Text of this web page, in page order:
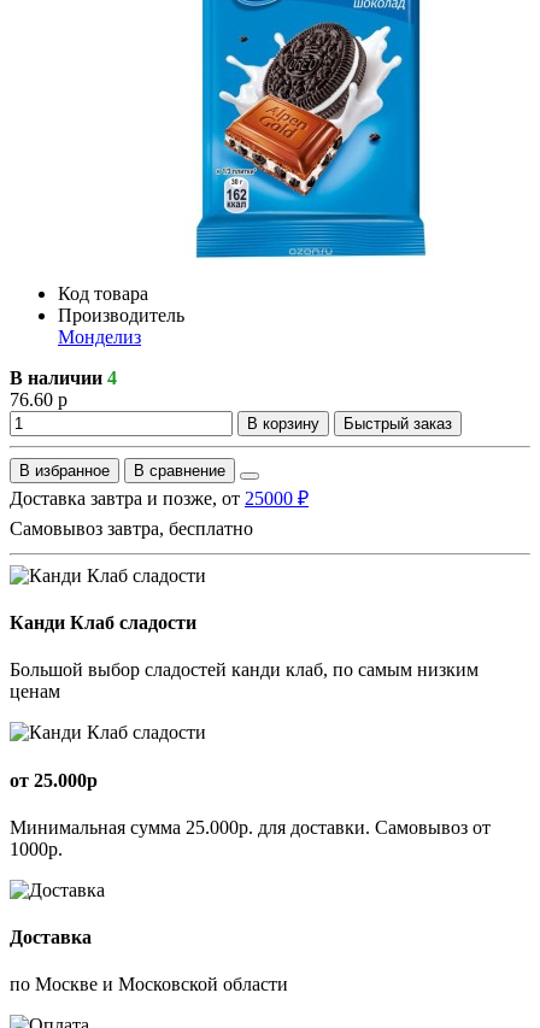
Код товара
Производитель
Монделиз
В наличии 4
76.60 р
В корзину Быстрый заказ
В избранное В сравнение
Доставка завтра и позже, от 25000 ₽
Самовывоз завтра, бесплатно
Канди Клаб сладости
Большой выбор сладостей канди клаб, по самым низким
ценам
от 25.000р
Минимальная сумма 25.000р. для доставки. Самовывоз от
1000р.
Доставка
по Москве и Московской области